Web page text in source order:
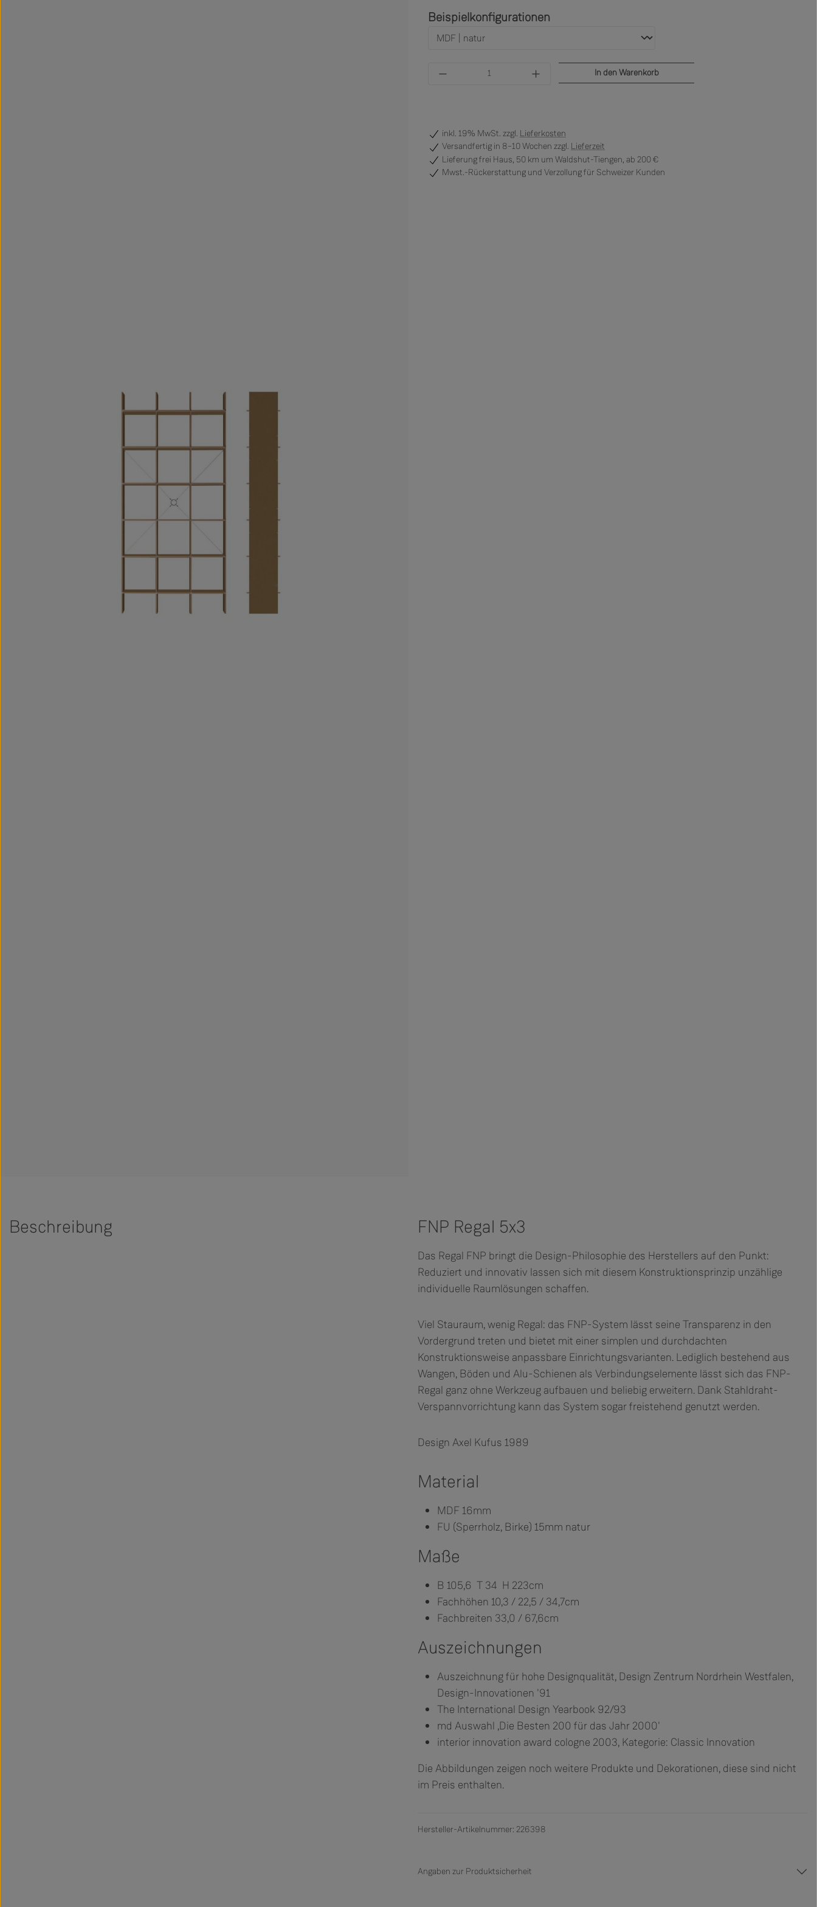
Beispielkonfigurationen
Produkt Anzahl: Gib den gewünschten Wert ein oder
In den Warenkorb
inkl. 19% MwSt. zzgl. Lieferkosten
Versandfertig in 8–10 Wochen zzgl. Lieferzeit
Lieferung frei Haus, 50 km um Waldshut-Tiengen, ab 200 €
Mwst.-Rückerstattung und Verzollung für Schweizer Kunden
Beschreibung FNP Regal 5x3
Das Regal FNP bringt die Design-Philosophie des Herstellers auf den Punkt:
Reduziert und innovativ lassen sich mit diesem Konstruktionsprinzip unzählige
individuelle Raumlösungen schaffen.
Viel Stauraum, wenig Regal: das FNP-System lässt seine Transparenz in den
Vordergrund treten und bietet mit einer simplen und durchdachten
Konstruktionsweise anpassbare Einrichtungsvarianten. Lediglich bestehend aus
Wangen, Böden und Alu-Schienen als Verbindungselemente lässt sich das FNP-
Regal ganz ohne Werkzeug aufbauen und beliebig erweitern. Dank Stahldraht-
Verspannvorrichtung kann das System sogar freistehend genutzt werden.
Design Axel Kufus 1989
Material
MDF 16mm
FU (Sperrholz, Birke) 15mm natur
Maße
B 105,6 T 34 H 223cm
Fachhöhen 10,3 / 22,5 / 34,7cm
Fachbreiten 33,0 / 67,6cm
Auszeichnungen
Auszeichnung für hohe Designqualität, Design Zentrum Nordrhein Westfalen,
Design-Innovationen '91
The International Design Yearbook 92/93
md Auswahl ‚Die Besten 200 für das Jahr 2000'
interior innovation award cologne 2003, Kategorie: Classic Innovation
Die Abbildungen zeigen noch weitere Produkte und Dekorationen, diese sind nicht
im Preis enthalten.
Hersteller-Artikelnummer: 226398
Angaben zur Produktsicherheit